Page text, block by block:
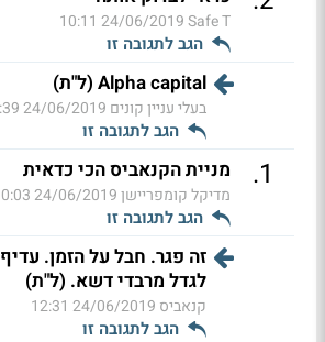
Safe T
24/06/2019 10:11
הגב לתגובה זו
Alpha capital (ל"ת)
בעלי עניין קונים 24/06/2019 13:39
הגב לתגובה זו
1
. מניית הקנאביס הכי כדאית
מדיקל קומפריישן24/06/2019 10:03
הגב לתגובה זו
זה פגר. חבל על הזמן. עדיף
לגדל מרבדי דשא. (ל"ת)
קנאביס 24/06/2019 12:31
הגב לתגובה זו